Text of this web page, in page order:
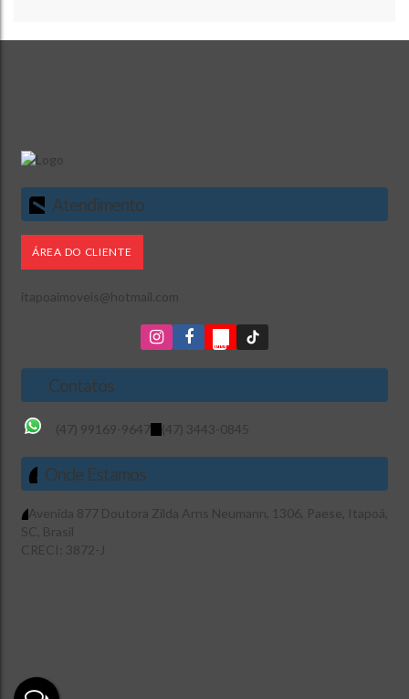
Atendimento
ÁREA DO CLIENTE
itapoaimoveis@hotmail.com
Contatos
(47) 99169-9647 (47) 3443-0845
Onde Estamos
Avenida 877 Doutora Zilda Arns Neumann, 1306, Paese, Itapoá,
SC , Brasil
CRECI: 3872-J